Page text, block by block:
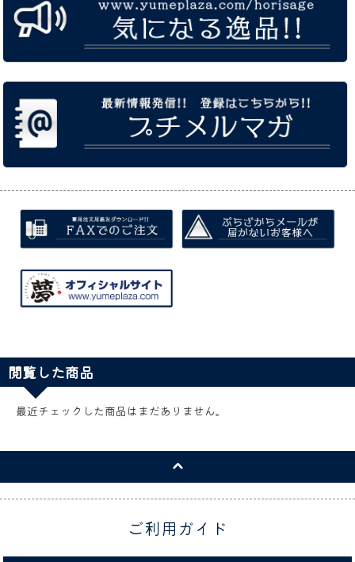
閲覧した商品
最近チェックした商品はまだありません。
ご利用ガイド